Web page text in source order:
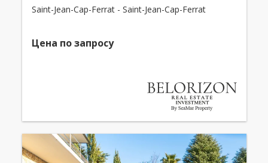
Saint-Jean-Cap-Ferrat - Saint-Jean-Cap-Ferrat
Цена по запросу